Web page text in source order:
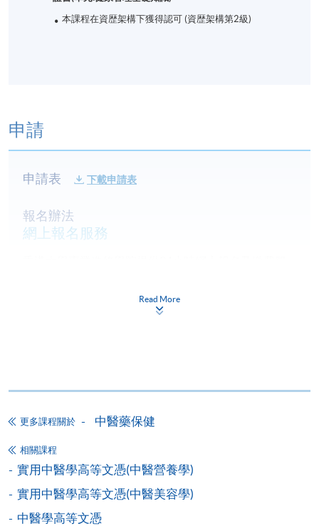
本課程在資歴架構下獲得認可 (資歴架構第2級)
申請
申請表 下載申請表
報名辦法
網上報名服務
大部份公開招生的課程(以先到先得形式報名的課程)。
申請人可在網上使用「繳費靈」(PPS) (不適用於手
填寫網上報名表格
申請人可按該課程網頁的右上角的
Read More
更多課程關於 中醫藥保健
相關課程
實用中醫學高等文憑(中醫營養學)
實用中醫學高等文憑(中醫美容學)
中醫學高等文憑